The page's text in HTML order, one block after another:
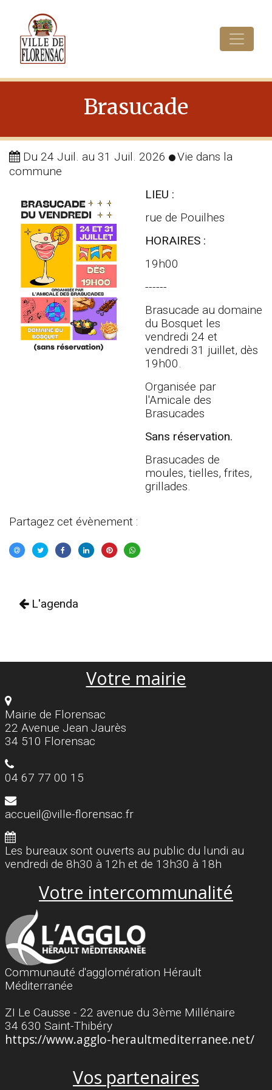
Brasucade
Du 24 Juil. au 31 Juil. 2026
Vie dans la
commune
LIEU :
rue de Pouilhes
HORAIRES :
19h00
------
Brasucade au domaine
du Bosquet les
vendredi 24 et
vendredi 31 juillet, dès
19h00.
Organisée par
l'Amicale des
Brasucades
Sans réservation.
Brasucades de
moules, tielles, frites,
grillades.
Partagez cet évènement :
L'agenda
Votre mairie
Mairie de Florensac
22 Avenue Jean Jaurès
34 510 Florensac
04 67 77 00 15
accueil@ville-florensac.fr
Les bureaux sont ouverts au public du lundi au
vendredi de 8h30 à 12h et de 13h30 à 18h
Votre intercommunalité
Communauté d'agglomération Hérault
Méditerranée
ZI Le Causse - 22 avenue du 3ème Millénaire
34 630 Saint-Thibéry
https://www.agglo-heraultmediterranee.net/
Vos partenaires